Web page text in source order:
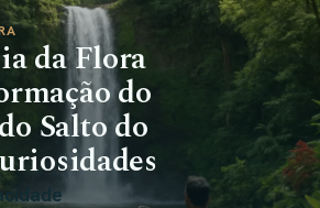
da Flora
do
Salto do